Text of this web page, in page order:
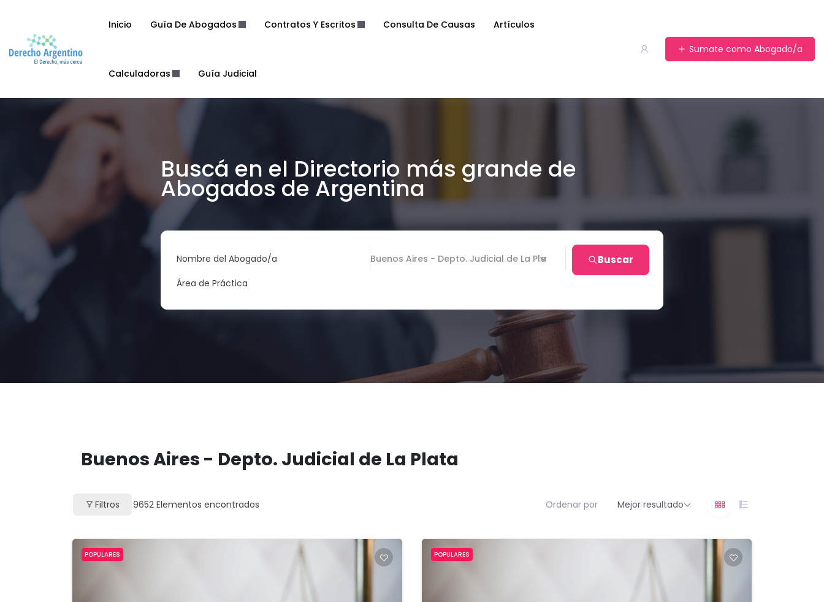
Inicio Guía De Abogados Contratos Y Escritos Consulta De Causas Artículos
Calculadoras Guía Judicial
Sumate como Abogado/a
Buscá en el Directorio más grande de
Abogados de Argentina
Nombre del Abogado/a
Buenos Aires - Depto. Judicial de La Plata
Área de Práctica
Buscar
Buenos Aires - Depto. Judicial de La Plata
Filtros 9652 Elementos encontrados Ordenar por Mejor resultado
POPULARES POPULARES